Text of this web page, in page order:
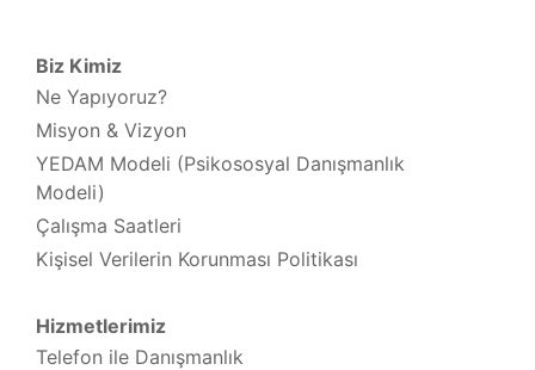
Biz Kimiz
Ne Yapıyoruz?
Misyon & Vizyon
YEDAM Modeli (Psikososyal Danışmanlık
Modeli)
Çalışma Saatleri
Kişisel Verilerin Korunması Politikası
Hizmetlerimiz
Telefon ile Danışmanlık